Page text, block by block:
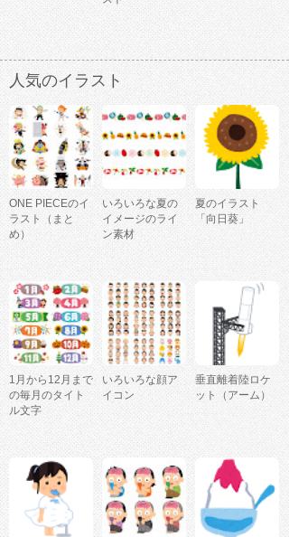
人気のイラスト
ONE PIECEのイ
ラスト（まと
め）
いろいろな夏の
イメージのライ
ン素材
夏のイラスト
「向日葵」
1月から12月まで
の毎月のタイト
ル文字
いろいろな顔ア
イコン
垂直離着陸ロケ
ット（アーム）